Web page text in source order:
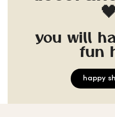
you will
fun
happy